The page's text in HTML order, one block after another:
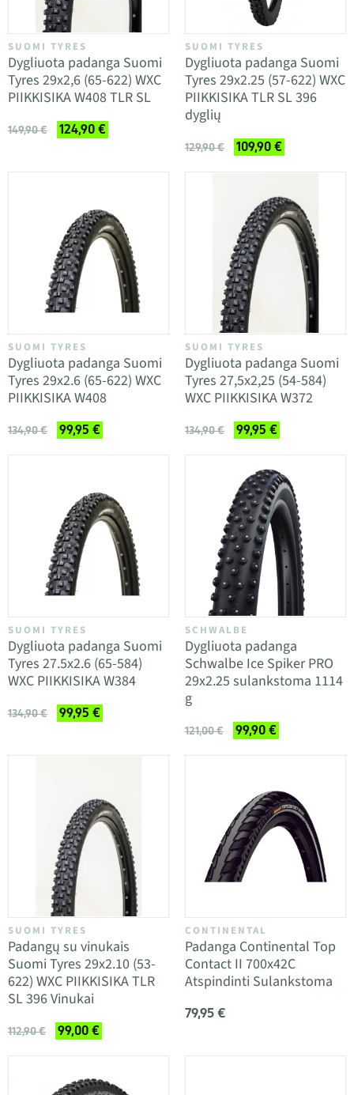
SUOMI TYRES
Dygliuota padanga Suomi
Tyres 29x2,6 (65-622) WXC
PIIKKISIKA W408 TLR SL
149,90 € 124,90 €
SUOMI TYRES
Dygliuota padanga Suomi
Tyres 29x2.25 (57-622) WXC
PIIKKISIKA TLR SL 396
dyglių
129,90 € 109,90 €
SUOMI TYRES
Dygliuota padanga Suomi
Tyres 29x2.6 (65-622) WXC
PIIKKISIKA W408
134,90 € 99,95 €
SUOMI TYRES
Dygliuota padanga Suomi
Tyres 27,5x2,25 (54-584)
WXC PIIKKISIKA W372
134,90 € 99,95 €
SUOMI TYRES
Dygliuota padanga Suomi
Tyres 27.5x2.6 (65-584)
WXC PIIKKISIKA W384
134,90 € 99,95 €
SCHWALBE
Dygliuota padanga
Schwalbe Ice Spiker PRO
29x2.25 sulankstoma 1114
g
121,00 € 99,90 €
SUOMI TYRES
Padangų su vinukais
Suomi Tyres 29x2.10 (53-
622) WXC PIIKKISIKA TLR
SL 396 Vinukai
112,90 € 99,00 €
CONTINENTAL
Padanga Continental Top
Contact II 700x42C
Atspindinti Sulankstoma
79,95 €